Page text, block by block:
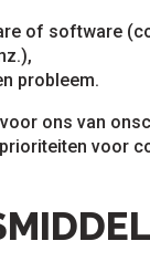
of software
probleem.
ons van
voor